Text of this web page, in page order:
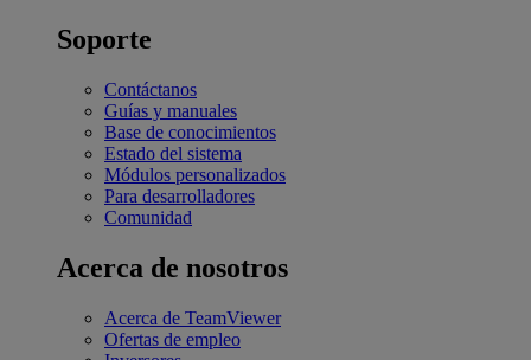
Soporte
Contáctanos
Guías y manuales
Base de conocimientos
Estado del sistema
Módulos personalizados
Para desarrolladores
Comunidad
Acerca de nosotros
Acerca de TeamViewer
Ofertas de empleo